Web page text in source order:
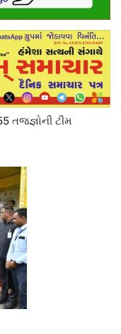
તજજ્ઞોની ટીમ